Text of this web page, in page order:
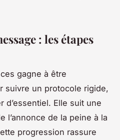
: les étapes
gagne à être
suivre un protocole rigide,
d’essentiel. Elle suit une
l’annonce de la peine à la
progression rassure